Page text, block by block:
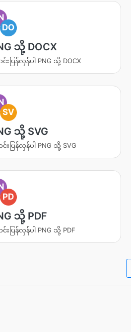
DO
သို့ DOCX
င်းပြန်လှန်ပါ PNG သို့ DOCX
SV
သို့ SVG
င်းပြန်လှန်ပါ PNG သို့ SVG
PD
သို့ PDF
င်းပြန်လှန်ပါ PNG သို့ PDF